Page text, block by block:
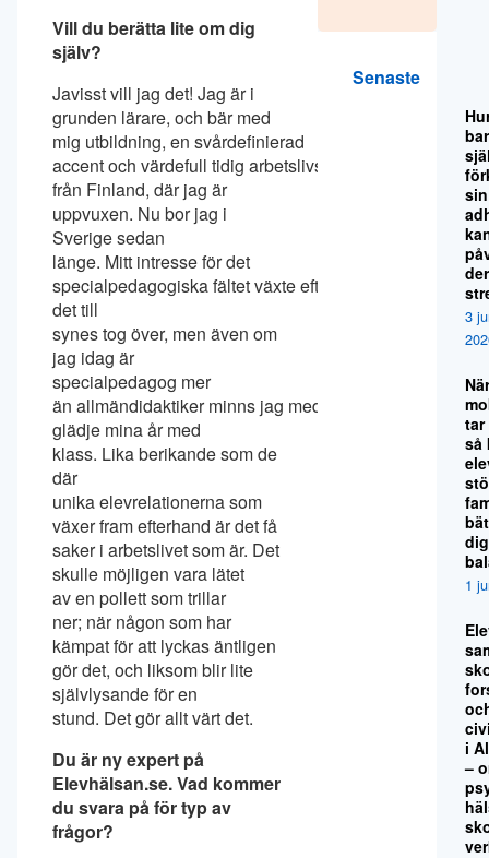
Vill du berätta lite om dig
själv?
Javisst vill jag det! Jag är i
grunden lärare, och bär med
mig utbildning, en svårdefinierad
accent och värdefull tidig arbetslivserfarenhet
från Finland, där jag är
uppvuxen. Nu bor jag i
Sverige sedan
länge. Mitt intresse för det
specialpedagogiska fältet växte efterhand till
det till
synes tog över, men även om
jag idag är
specialpedagog mer
än allmändidaktiker minns jag med
glädje mina år med
klass. Lika berikande som de
där
unika elevrelationerna som
växer fram efterhand är det få
saker i arbetslivet som är. Det
skulle möjligen vara lätet
av en pollett som trillar
ner; när någon som har
kämpat för att lyckas äntligen
gör det, och liksom blir lite
självlysande för en
stund. Det gör allt värt det.
Du är ny expert på
Elevhälsan.se. Vad kommer
du svara på för typ av
frågor?
Senaste
sin
3
När
tar
så
1
i
–